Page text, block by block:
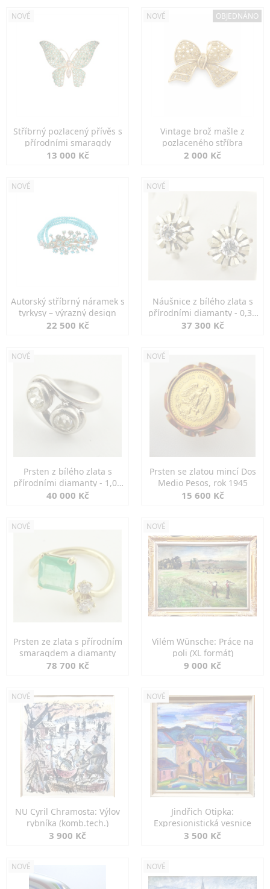
NOVÉ
Stříbrný pozlacený přívěs s
přírodními smaragdy
13 000 Kč
NOVÉ OBJEDNÁNO
Vintage brož mašle z
pozlaceného stříbra
2 000 Kč
NOVÉ
Autorský stříbrný náramek s
tyrkysy – výrazný design
22 500 Kč
NOVÉ
Náušnice z bílého zlata s
přírodními diamanty - 0,30
ct
37 300 Kč
NOVÉ
Prsten z bílého zlata s
přírodními diamanty - 1,00
ct
40 000 Kč
NOVÉ
Prsten se zlatou mincí Dos
Medio Pesos, rok 1945
15 600 Kč
NOVÉ
Prsten ze zlata s přírodním
smaragdem a diamanty
78 700 Kč
NOVÉ
Vilém Wünsche: Práce na
poli (XL formát)
9 000 Kč
NOVÉ
NU Cyril Chramosta: Výlov
rybníka (komb.tech.)
3 900 Kč
NOVÉ
Jindřich Otipka:
Expresionistická vesnice
3 500 Kč
NOVÉ NOVÉ